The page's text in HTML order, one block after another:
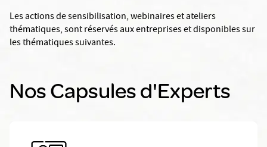
Les actions de sensibilisation, webinaires et ateliers
thématiques, sont réservés aux entreprises et disponibles sur
les thématiques suivantes.
Nos Capsules d'Experts